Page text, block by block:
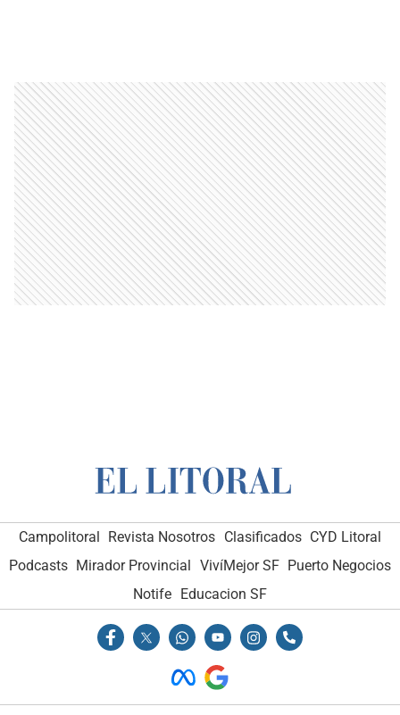
Campolitoral Revista Nosotros Clasificados CYD Litoral
Podcasts Mirador Provincial VivíMejor SF Puerto Negocios
Notife Educacion SF